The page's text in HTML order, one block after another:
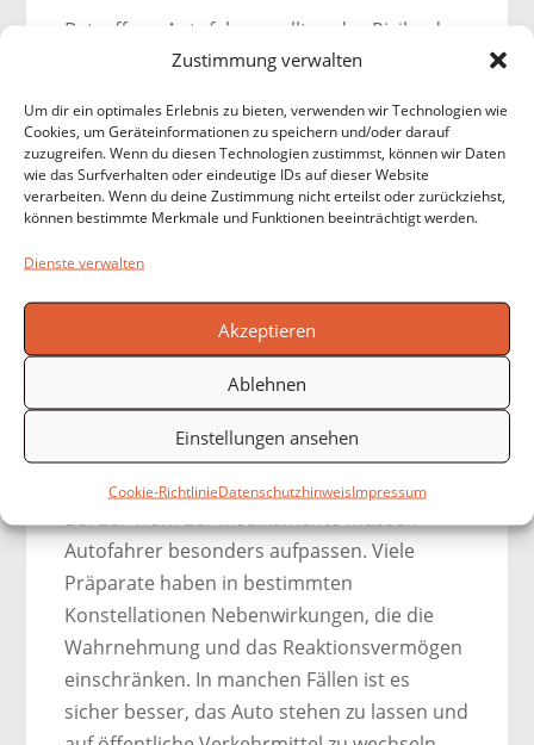
Zustimmung verwalten
Um dir ein optimales Erlebnis zu bieten, verwenden wir Technologien wie
Cookies, um Geräteinformationen zu speichern und/oder darauf
zuzugreifen. Wenn du diesen Technologien zustimmst, können wir Daten
wie das Surfverhalten oder eindeutige IDs auf dieser Website
verarbeiten. Wenn du deine Zustimmung nicht erteilst oder zurückziehst,
können bestimmte Merkmale und Funktionen beeinträchtigt werden.
Dienste verwalten
Akzeptieren
Ablehnen
Einstellungen ansehen
Cookie-RichtlinieDatenschutzhinweisImpressum
Betroffene Autofahrer sollten das Risiko des
Autofahrens in den „Allergiezeiten“ genau
zum Unfall, stehen echte Schwierigkeiten mit
der Versicherung ins Haus.
Die Pollen machen sich auch im
Blütenstaub gerät durch die Belüftung in
den Wagen und natürlich auch beim ein-
und aussteigen. Autos mit Pollenfiltern
bieten besseren Schutz, sind jedoch nur in
einem kleinen Teil der Fahrzeuge installiert.
Außerdem müssen diese Filter regelmäßig
gewechselt werden.
Bei der Wahl der Medikamente müssen
Autofahrer besonders aufpassen. Viele
Präparate haben in bestimmten
Konstellationen Nebenwirkungen, die die
Wahrnehmung und das Reaktionsvermögen
einschränken. In manchen Fällen ist es
sicher besser, das Auto stehen zu lassen und